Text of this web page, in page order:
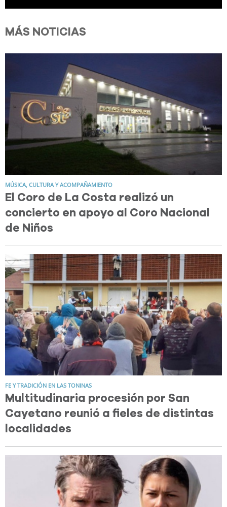
MÁS NOTICIAS
MÚSICA, CULTURA Y ACOMPAÑAMIENTO
El Coro de La Costa realizó un
concierto en apoyo al Coro Nacional
de Niños
FE Y TRADICIÓN EN LAS TONINAS
Multitudinaria procesión por San
Cayetano reunió a fieles de distintas
localidades